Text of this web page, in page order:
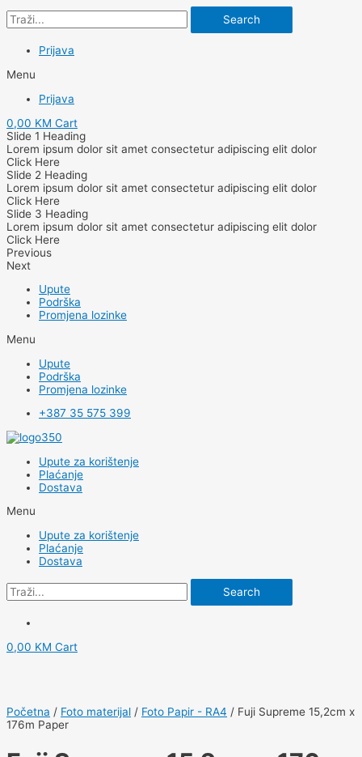
Search
Prijava
Menu
Prijava
0,00 KM Cart
Slide 1 Heading
Lorem ipsum dolor sit amet consectetur adipiscing elit dolor
Click Here
Slide 2 Heading
Lorem ipsum dolor sit amet consectetur adipiscing elit dolor
Click Here
Slide 3 Heading
Lorem ipsum dolor sit amet consectetur adipiscing elit dolor
Click Here
Previous
Next
Upute
Podrška
Promjena lozinke
Menu
Upute
Podrška
Promjena lozinke
+387 35 575 399
Upute za korištenje
Plaćanje
Dostava
Menu
Upute za korištenje
Plaćanje
Dostava
Search
0,00 KM Cart
Početna / Foto materijal / Foto Papir - RA4 / Fuji Supreme 15,2cm x
176m Paper